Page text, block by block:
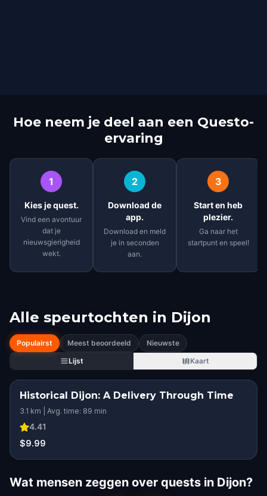
Hoe neem je deel aan een Questo-
ervaring
1
Kies je quest.
Vind een avontuur
dat je
nieuwsgierigheid
wekt.
2
Download de
app.
Download en meld
je in seconden
aan.
3
Start en heb
plezier.
Ga naar het
startpunt en speel!
Alle speurtochten in Dijon
Populairst Meest beoordeeld
Nieuwste
Lijst
Kaart
Historical Dijon: A Delivery Through Time
3.1 km | Avg. time: 89 min
4.41
$9.99
Wat mensen zeggen over quests in Dijon?